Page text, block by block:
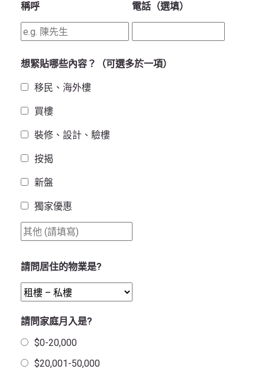
稱呼 電話（選填）
想緊貼哪些內容？（可選多於一項）
移民、海外樓
買樓
裝修、設計、驗樓
按揭
新盤
獨家優惠
請問居住的物業是?
請問家庭月入是?
$0-20,000
$20,001-50,000